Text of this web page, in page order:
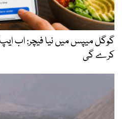
گوگل میپس میں نیا فیچر: اب
کرے گی